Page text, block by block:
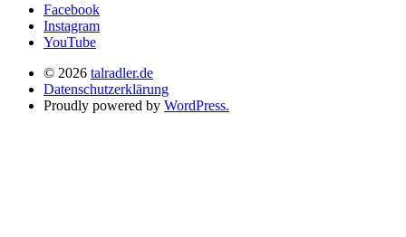
Facebook
Instagram
YouTube
© 2026 talradler.de
Datenschutzerklärung
Proudly powered by WordPress.